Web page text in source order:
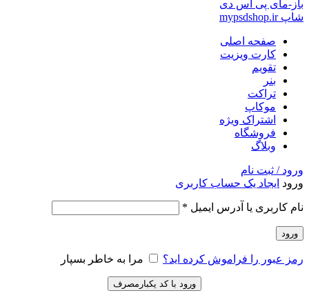
صفحه اصلی
کارت ویزیت
تقویم
بنر
تراکت
موکاپ
اشتراک ویژه
فروشگاه
وبلاگ
ورود / ثبت نام
ورود ایجاد یک حساب کاربری
نام کاربری یا آدرس ایمیل *
ورود
رمز عبور را فراموش کرده اید؟ مرا به خاطر بسپار
ورود با کد یکبارمصرف